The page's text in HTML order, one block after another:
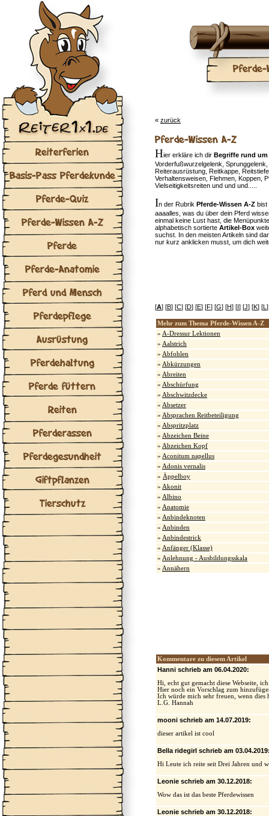
Reiterferien
Basis-Pass Pferdekunde
Pferde-Quiz
Pferde-Wissen A-Z
Pferde
Pferde-Anatomie
Pferd und Mensch
Pferdepflege
Ausrüstung
Pferdehaltung
Pferde füttern
Reiten
Pferderassen
Pferdegesundheit
Giftpflanzen
Tierschutz
Pferde-
« zurück
Pferde-Wissen A-Z
Hier erkläre ich dir Begriffe rund um
Vorderfußwurzelgelenk,
Reiterausrüstung, Reitkappe,
Verhaltensweisen, Flehmen, Koppen,
Vielseitigkeitsreiten und und und.....
In der Rubrik Pferde-Wissen A-Z bist
aaaalles, was du über dein Pferd
einmal keine Lust hast, die
alphabetisch sortierte Artikel-Box
suchst. In den meisten Artikeln sind
nur kurz anklicken musst, um dich
[A] [B] [C] [D] [E] [F] [G] [H] [I] [J] [K] [L
Mehr zum Thema Pferde-Wissen A-Z
» A-Dressur Lektionen
» Aalstrich
» Abfohlen
» Abkürzungen
» Abreiten
» Abschürfung
» Abschwitzdecke
» Absetzer
» Absprachen Reitbeteiligung
» Abspritzplatz
» Abzeichen Beine
» Abzeichen Kopf
» Aconitum napellus
» Adonis vernalis
» Äppelboy
» Akonit
» Albino
» Anatomie
» Anbindeknoten
» Anbinden
» Anbindestrick
» Anfänger (Klasse)
» Anlehnung - Ausbildungsskala
» Annähern
Kommentare zu diesem Artikel
Hanni schrieb am 06.04.2020:
Hi, echt gut gemacht diese Webseite,
Hier noch ein Vorschlag zum
Ich würde mich sehr freuen, wenn dies
L.G. Hannah
mooni schrieb am 14.07.2019:
dieser artikel ist cool
Bella ridegirl schrieb am
Hi Leute ich reite seit Drei Jahren und
Leonie schrieb am 30.12.2018:
Wow das ist das beste Pferdewissen
Leonie schrieb am 30.12.2018: